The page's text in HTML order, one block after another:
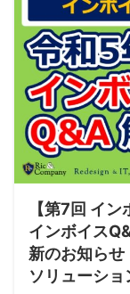
【第7回 イ
インボイス
新のお知ら
ソリューショ